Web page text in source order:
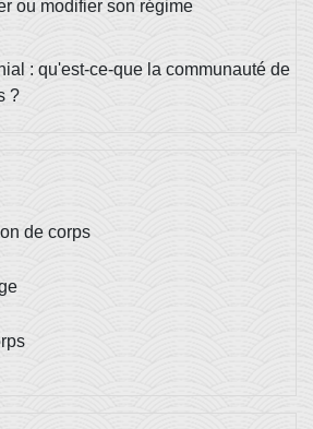
ou modifier son régime
: qu'est-ce-que la communauté de
?
de corps